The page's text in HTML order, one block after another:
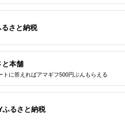
三重県 大紀町
さと納税 バター 三重
県 大紀町
使い 生乳 牛乳 風味豊
さと納税
と本舗
トに答えればアマギフ500円ぶんもらえる
ふるさと納税